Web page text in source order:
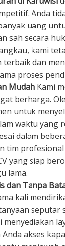
Anda
uang
sah secara
kami
terbaik dan
proses
Mudah Kami
berharga.
untuk
waktu yang
dalam
tim profesional
yang siap
lama.
dan Tanpa
kali
seputar
menyediakan
akses